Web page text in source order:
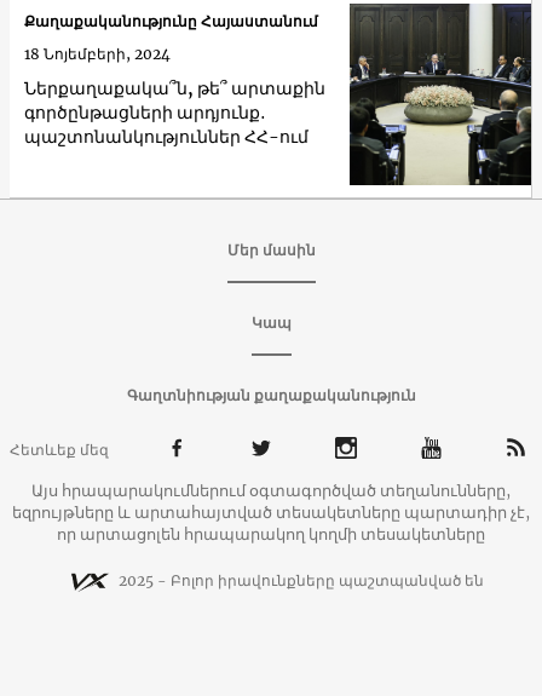
Ներքաղաքակա՞ն, թե՞ արտաքին
գործընթացների արդյունք․
պաշտոնանկություններ ՀՀ-ում
Քաղաքականությունը Հայաստանում
18 Նոյեմբերի, 2024
Մեր մասին
Կապ
Գաղտնիության քաղաքականություն
Հետևեք մեզ
Այս հրապարակումներում օգտագործված տեղանունները,
եզրույթները և արտահայտված տեսակետները պարտադիր չէ,
որ արտացոլեն հրապարակող կողմի տեսակետները
2025 - Բոլոր իրավունքները պաշտպանված են